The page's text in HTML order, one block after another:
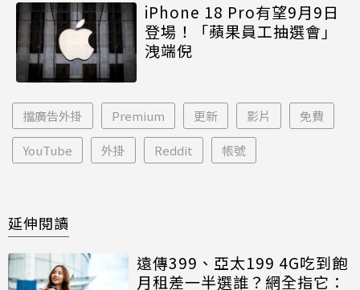
iPhone 18 Pro有望9月9日
登場！「蘋果員工抽選會」
洩端倪
擋廣告外掛 Premium 更新 影片 免費
YouTube 外掛 Reddit 帳號
延伸閱讀
遠傳399、亞太199 4G吃到飽
月租差一半選誰？網全指它：